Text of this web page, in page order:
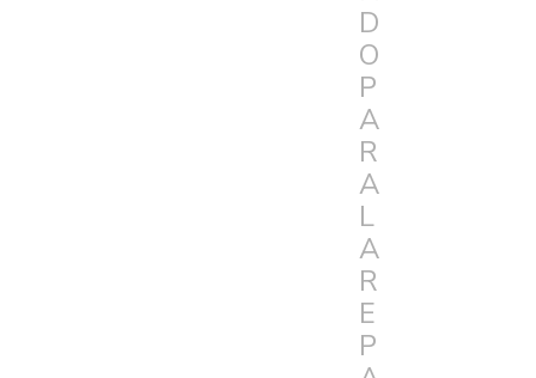
D
O
P
A
R
A
L
A
R
E
P